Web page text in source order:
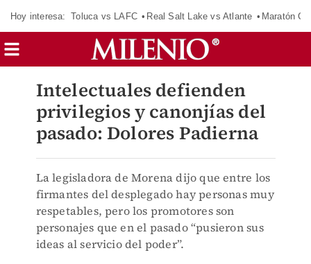
Hoy interesa: Toluca vs LAFC Real Salt Lake vs Atlante Maratón
Intelectuales defienden
privilegios y canonjías del
pasado: Dolores Padierna
La legisladora de Morena dijo que entre los
firmantes del desplegado hay personas muy
respetables, pero los promotores son
personajes que en el pasado “pusieron sus
ideas al servicio del poder”.